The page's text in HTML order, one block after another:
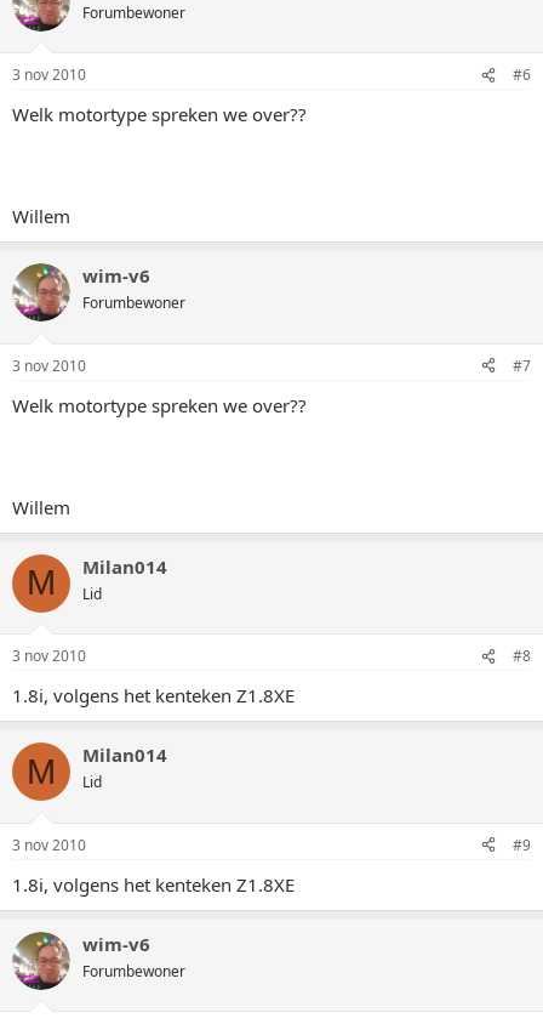
Forumbewoner
3 nov 2010 #6
Welk motortype spreken we over??
Willem
wim-v6
Forumbewoner
3 nov 2010 #7
Welk motortype spreken we over??
Willem
M Milan014
Lid
3 nov 2010 #8
1.8i, volgens het kenteken Z1.8XE
M Milan014
Lid
3 nov 2010 #9
1.8i, volgens het kenteken Z1.8XE
wim-v6
Forumbewoner